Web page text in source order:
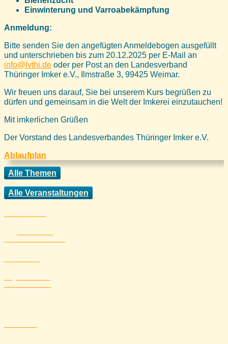
Einwinterung und Varroabekämpfung
Anmeldung:
Bitte senden Sie den angefügten Anmeldebogen ausgefüllt
und unterschrieben bis zum 20.12.2025 per E-Mail an
info@lvthi.de oder per Post an den Landesverband
Thüringer Imker e.V., Ilmstraße 3, 99425 Weimar.
Wir freuen uns darauf, Sie bei unserem Kurs begrüßen zu
dürfen und gemeinsam in die Welt der Imkerei einzutauchen!
Mit imkerlichen Grüßen
Der Vorstand des Landesverbandes Thüringer Imker e.V.
Ablaufplan
Alle Themen
Alle Veranstaltungen